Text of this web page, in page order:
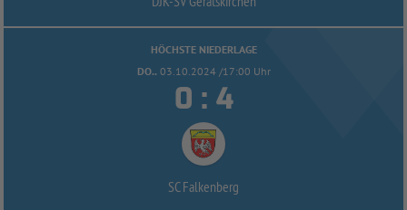
HÖCHSTE NIEDERLAGE
DO.. 03.10.2024 /17:00 Uhr
 : 
SC Falkenberg